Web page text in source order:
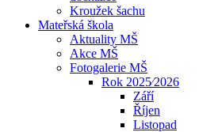
Kroužek šachu
Mateřská škola
Aktuality MŠ
Akce MŠ
Fotogalerie MŠ
Rok 2025⁄2026
Září
Říjen
Listopad